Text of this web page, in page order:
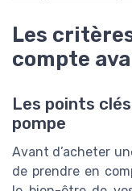
Les
compte
Les points
pompe
Avant d’acheter
de prendre en